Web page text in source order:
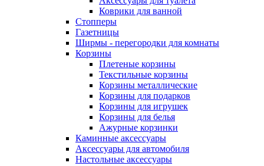
Коврики для ванной
Стопперы
Газетницы
Ширмы - перегородки для комнаты
Корзины
Плетеные корзины
Текстильные корзины
Корзины металлические
Корзины для подарков
Корзины для игрушек
Корзины для белья
Ажурные корзинки
Каминные аксессуары
Аксессуары для автомобиля
Настольные аксессуары